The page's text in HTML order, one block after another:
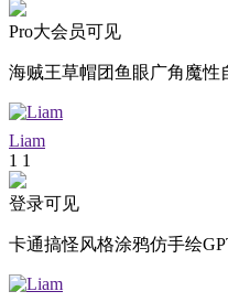
Pro大会员可见
海贼王草帽团鱼眼广角魔性
Liam
1 1
登录可见
卡通搞怪风格涂鸦仿手绘